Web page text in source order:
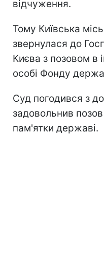
відчуження.
Тому Київська
звернулася до
Києва з позовом в
особі Фонду
Суд погодився з
задовольнив
пам'ятки державі.